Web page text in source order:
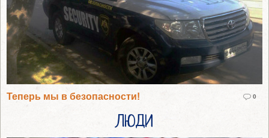
Теперь мы в безопасности! 0
ЛЮДИ